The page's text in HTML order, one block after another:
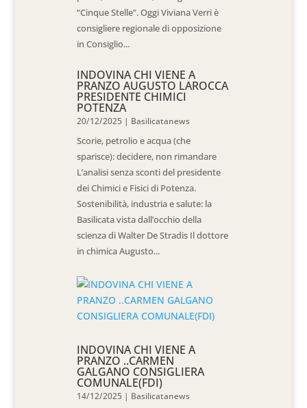
“Cinque Stelle”. Oggi Viviana Verri è
consigliere regionale di opposizione
in Consiglio...
INDOVINA CHI VIENE A
PRANZO AUGUSTO LAROCCA
PRESIDENTE CHIMICI
POTENZA
20/12/2025 | Basilicatanews
Scorie, petrolio e acqua (che
sparisce): decidere, non rimandare
L’analisi senza sconti del presidente
dei Chimici e Fisici di Potenza.
Sostenibilità, industria e salute: la
Basilicata vista dall’occhio della
scienza di Walter De Stradis Il dottore
in chimica Augusto...
INDOVINA CHI VIENE A
PRANZO ..CARMEN
GALGANO CONSIGLIERA
COMUNALE(FDI)
14/12/2025 | Basilicatanews